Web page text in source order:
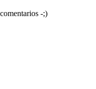
-;)